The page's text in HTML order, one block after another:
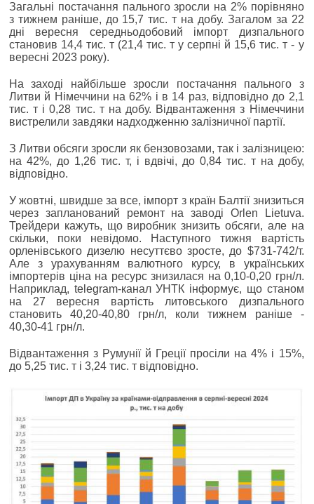
Загальні постачання пального зросли на 2% порівняно
з тижнем раніше, до 15,7 тис. т на добу. Загалом за 22
дні вересня середньодобовий імпорт дизпального
становив 14,4 тис. т (21,4 тис. т у серпні й 15,6 тис. т - у
вересні 2023 року).
На заході найбільше зросли постачання пального з
Литви й Німеччини на 62% і в 14 раз, відповідно до 2,1
тис. т і 0,28 тис. т на добу. Відвантаження з Німеччини
вистрелили завдяки надходженню залізничної партії.
З Литви обсяги зросли як бензовозами, так і залізницею:
на 42%, до 1,26 тис. т, і вдвічі, до 0,84 тис. т на добу,
відповідно.
У жовтні, швидше за все, імпорт з країн Балтії знизиться
через запланований ремонт на заводі Orlen Lietuva.
Трейдери кажуть, що виробник знизить обсяги, але на
скільки, поки невідомо. Наступного тижня вартість
орленівського дизелю несуттєво зросте, до $731-742/т.
Але з урахуванням валютного курсу, в українських
імпортерів ціна на ресурс знизилася на 0,10-0,20 грн/л.
Наприклад, telegram-канал УНТК інформує, що станом
на 27 вересня вартість литовського дизпального
становить 40,20-40,80 грн/л, коли тижнем раніше -
40,30-41 грн/л.
Відвантаження з Румунії й Греції просіли на 4% і 15%,
до 5,25 тис. т і 3,24 тис. т відповідно.